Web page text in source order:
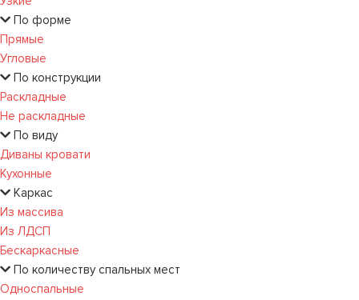
По форме
Прямые
Угловые
По конструкции
Раскладные
Не раскладные
По виду
Диваны кровати
Кухонные
Каркас
Из массива
Из ЛДСП
Бескаркасные
По количеству спальных мест
Односпальные